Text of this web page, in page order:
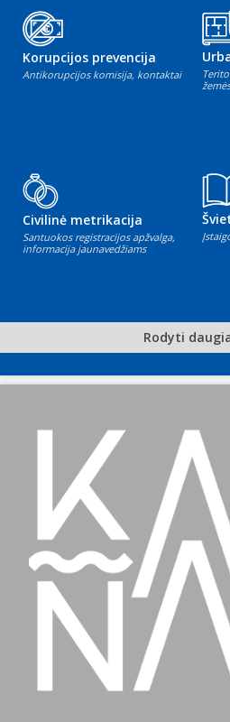
Korupcijos prevencija
Antikorupcijos komisija, kontaktai
Civilinė metrikacija
Santuokos registracijos apžvalga,
informacija jaunavedžiams
Rodyti